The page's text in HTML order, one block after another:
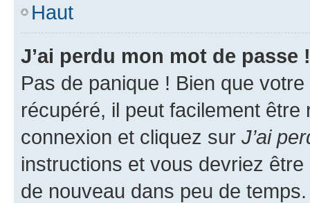
Haut
J’ai perdu mon mot de passe !
Pas de panique ! Bien que
récupéré, il peut facilement
connexion et cliquez sur J’ai
instructions et vous devriez
de nouveau dans peu de temps.